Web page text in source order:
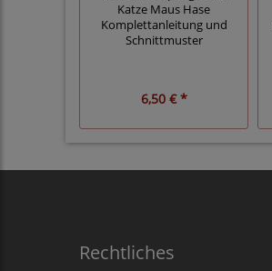
Katze Maus Hase
Komplettanleitung und
Schnittmuster
6,50 € *
Rechtliches